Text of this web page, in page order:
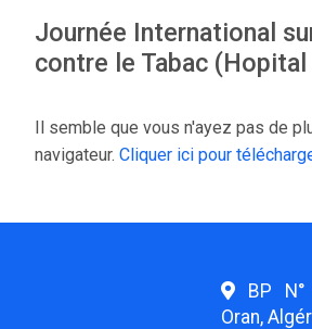
Journée International
contre le Tabac
Il semble que vous n'ayez pas de
navigateur. Cliquer ici pour
BP
Oran,